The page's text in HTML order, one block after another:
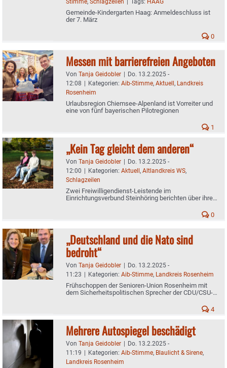
Gemeinde-Kindergarten Haag: Anmeldeschluss ist
der 7. März
0
Messen mit barrierefreien Angeboten
Von Tanja Geidobler | Do. 13.2.2025 -
12:08 | Kategorien: Aib-Stimme, Aktuell, Landkreis
Rosenheim
Urlaubsregion Chiemsee-Alpenland ist Vorreiter und
eine von fünf bayerischen Pilotregionen
1
„Kein Tag gleicht dem anderen“
Von Tanja Geidobler | Do. 13.2.2025 -
12:00 | Kategorien: Aktuell, Altlandkreis WS,
Schlagzeilen
Zwei Freiwilligendienst-Leistende im
Einrichtungsverbund Steinhöring berichten über ihre
0
„Deutschland und die Nato sind
bedroht“
Von Tanja Geidobler | Do. 13.2.2025 -
11:23 | Kategorien: Aib-Stimme, Landkreis Rosenheim
Frühschoppen der Senioren-Union Rosenheim mit
dem Sicherheitspolitischen Sprecher der CDU/CSU-
4
Mehrere Autospiegel beschädigt
Von Tanja Geidobler | Do. 13.2.2025 -
11:19 | Kategorien: Aib-Stimme, Blaulicht & Sirene,
Landkreis Rosenheim